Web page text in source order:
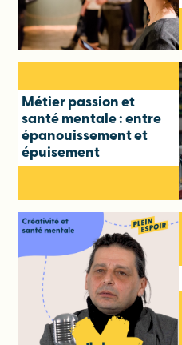
Métier passion et
santé mentale : entre
épanouissement et
épuisement